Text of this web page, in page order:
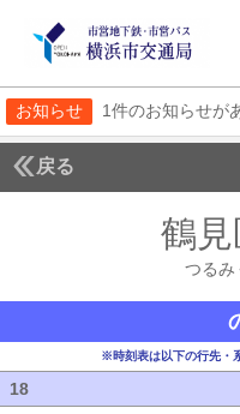
お知らせ 1件のお知らせが
戻る
鶴
つるみ
※時刻表は以下の行先・
18